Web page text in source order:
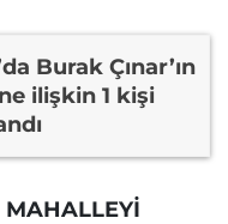
Burak Çınar’ın
ilişkin 1 kişi
MAHALLEYİ